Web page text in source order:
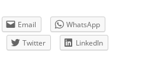
Email
WhatsApp
Twitter
LinkedIn